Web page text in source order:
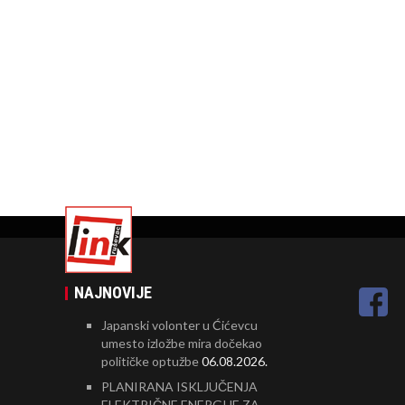
NAJNOVIJE
Japanski volonter u Ćićevcu
umesto izložbe mira dočekao
političke optužbe06.08.2026.
PLANIRANA ISKLJUČENJA